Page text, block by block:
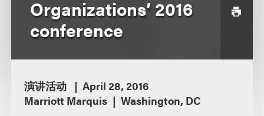
Organizations’ 2016
conference
演讲活动
April 28, 2016
Marriott Marquis
Washington, DC